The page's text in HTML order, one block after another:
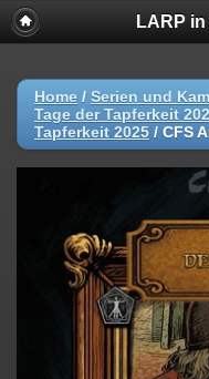
LARP
Home / Serien und
Tage der Tapferkeit
Tapferkeit 2025 / CFS